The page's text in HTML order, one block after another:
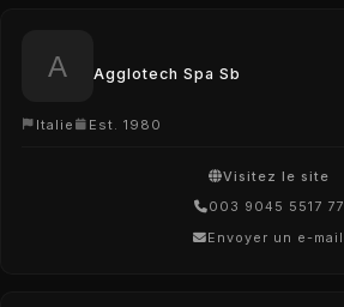
Agglotech Spa Sb
Italie Est. 1980
Visitez le site
003 9045 5517 77
Envoyer un e-mail